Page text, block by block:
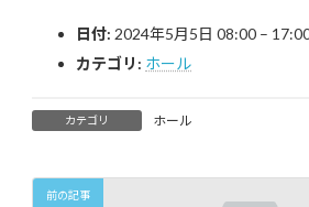
:
日付: 2024年5月5日 08:00 –
カテゴリ: ホール
カテゴリ ホール
前の記事